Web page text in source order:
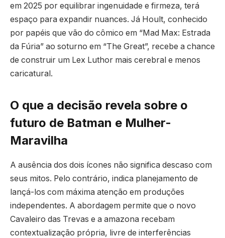
em 2025 por equilibrar ingenuidade e firmeza, terá
espaço para expandir nuances. Já Hoult, conhecido
por papéis que vão do cômico em “Mad Max: Estrada
da Fúria” ao soturno em “The Great”, recebe a chance
de construir um Lex Luthor mais cerebral e menos
caricatural.
O que a decisão revela sobre o
futuro de Batman e Mulher-
Maravilha
A ausência dos dois ícones não significa descaso com
seus mitos. Pelo contrário, indica planejamento de
lançá-los com máxima atenção em produções
independentes. A abordagem permite que o novo
Cavaleiro das Trevas e a amazona recebam
contextualização própria, livre de interferências